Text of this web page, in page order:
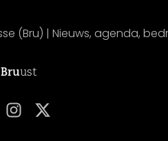
Bruust